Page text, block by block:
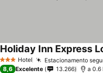
3 EstrelasHotel Estacionamento
Holiday Inn Express
8,6 Excelente 13.266 a 0.6